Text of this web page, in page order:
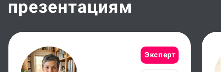
презентациям
Эксперт